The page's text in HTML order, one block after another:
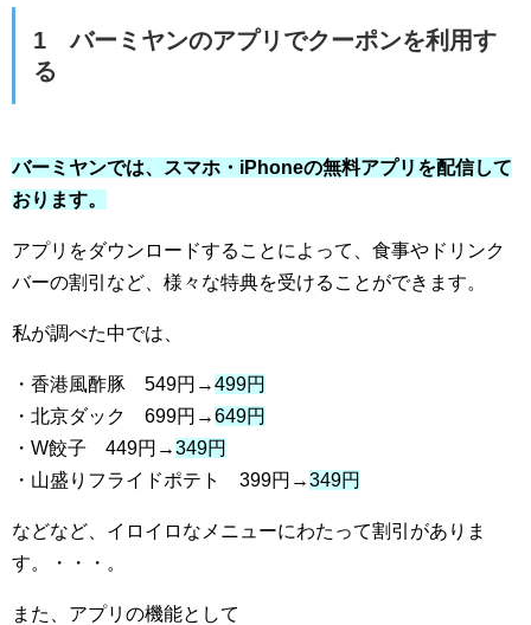
1 バーミヤンのアプリでクーポンを利用す
る
バーミヤンでは、スマホ・iPhoneの無料アプリを配信して
おります。
アプリをダウンロードすることによって、食事やドリンク
バーの割引など、様々な特典を受けることができます。
私が調べた中では、
・香港風酢豚 549円→499円
・北京ダック 699円→649円
・W餃子 449円→349円
・山盛りフライドポテト 399円→349円
などなど、イロイロなメニューにわたって割引がありま
す。・・・。
また、アプリの機能として